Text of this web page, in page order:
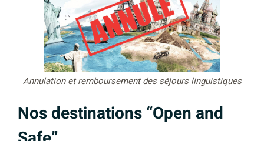
Annulation et remboursement des séjours linguistiques
Nos destinations “Open and